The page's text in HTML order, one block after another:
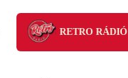
RETRO RÁDIÓ